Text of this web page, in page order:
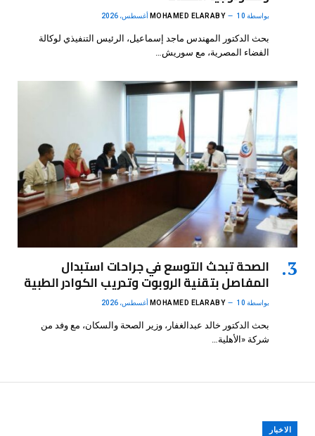
بواسطة MOHAMED ELARABY 10 أغسطس، 2026
بحث الدكتور المهندس ماجد إسماعيل، الرئيس التنفيذي لوكالة
الفضاء المصرية، مع سوريش…
الصحة تبحث التوسع في جراحات استبدال
المفاصل بتقنية الروبوت وتدريب الكوادر الطبية
بواسطة MOHAMED ELARABY 10 أغسطس، 2026
بحث الدكتور خالد عبدالغفار، وزير الصحة والسكان، مع وفد من
شركة «الأهلية…
الاخبار